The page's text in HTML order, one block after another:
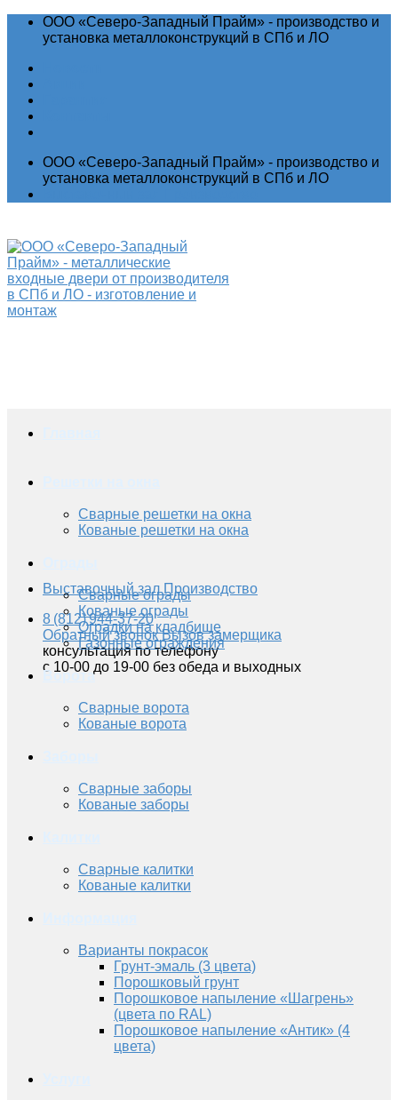
ООО «Северо-Западный Прайм» - производство и
установка металлоконструкций в СПб и ЛО
ООО «Северо-Западный Прайм» - производство и
установка металлоконструкций в СПб и ЛО
Выставочный зал Производство
8 (812) 944-37-20
Обратный звонок Вызов замерщика
консультация по телефону
с 10-00 до 19-00 без обеда и выходных
Сварные решетки на окна
Кованые решетки на окна
Сварные ограды
Кованые ограды
Оградки на кладбище
Газонные ограждения
Ворота
Сварные ворота
Кованые ворота
Сварные заборы
Кованые заборы
Сварные калитки
Кованые калитки
Варианты покрасок
Грунт-эмаль (3 цвета)
Порошковый грунт
Порошковое напыление «Шагрень»
(цвета по RAL)
Порошковое напыление «Антик» (4
цвета)